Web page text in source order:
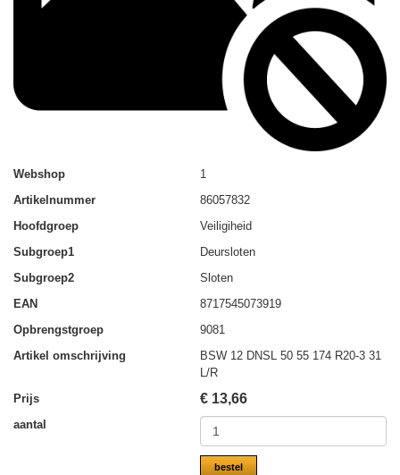
Webshop
1
Artikelnummer
86057832
Hoofdgroep
Veiligiheid
Subgroep1
Deursloten
Subgroep2
Sloten
EAN
8717545073919
Opbrengstgroep
9081
Artikel omschrijving
BSW 12 DNSL 50 55 174 R20-3 31
L/R
Prijs
€ 13,66
aantal
bestel